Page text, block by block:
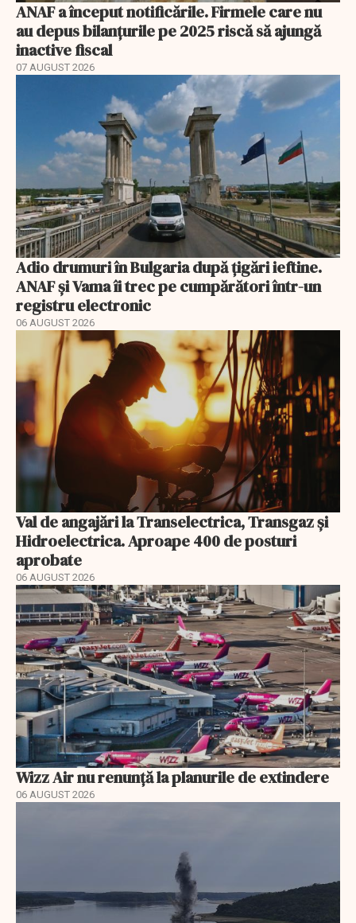
ANAF a început notificările. Firmele care nu
au depus bilanțurile pe 2025 riscă să ajungă
inactive fiscal
07 AUGUST 2026
Adio drumuri în Bulgaria după țigări ieftine.
ANAF și Vama îi trec pe cumpărători într-un
registru electronic
06 AUGUST 2026
Val de angajări la Transelectrica, Transgaz și
Hidroelectrica. Aproape 400 de posturi
aprobate
06 AUGUST 2026
Wizz Air nu renunță la planurile de extindere
06 AUGUST 2026